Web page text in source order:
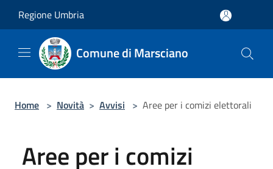
Regione Umbria
Comune di Marsciano
Home > Novità > Avvisi > Aree per i comizi elettorali
Aree per i comizi